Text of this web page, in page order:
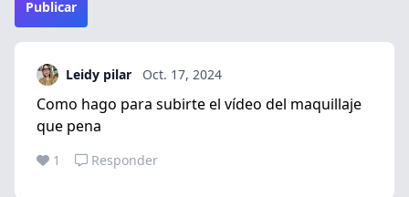
Publicar
Leidy pilar Oct. 17, 2024
Como hago para subirte el vídeo del maquillaje
que pena
1 Responder